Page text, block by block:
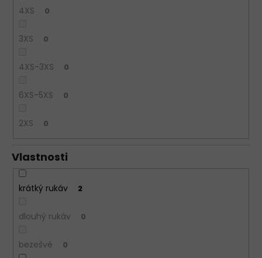
4XS 0
3XS 0
4XS-3XS 0
6XS-5XS 0
2XS 0
Vlastnosti
krátký rukáv 2
dlouhý rukáv 0
bezešvé 0